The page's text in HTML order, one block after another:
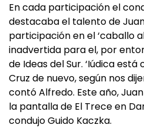
En cada participación el
destacaba el talento de
participación en el ‘caballo
inadvertida para el, por
de Ideas del Sur. ‘Iúdica
Cruz de nuevo, según nos
contó Alfredo. Este año,
la pantalla de El Trece en
condujo Guido Kaczka.